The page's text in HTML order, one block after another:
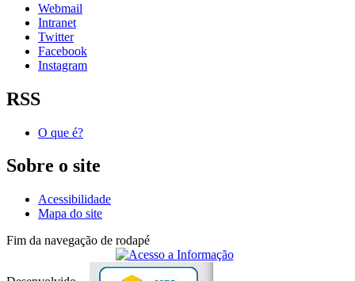
Webmail
Intranet
Twitter
Facebook
Instagram
RSS
O que é?
Sobre o site
Acessibilidade
Mapa do site
Fim da navegação de rodapé